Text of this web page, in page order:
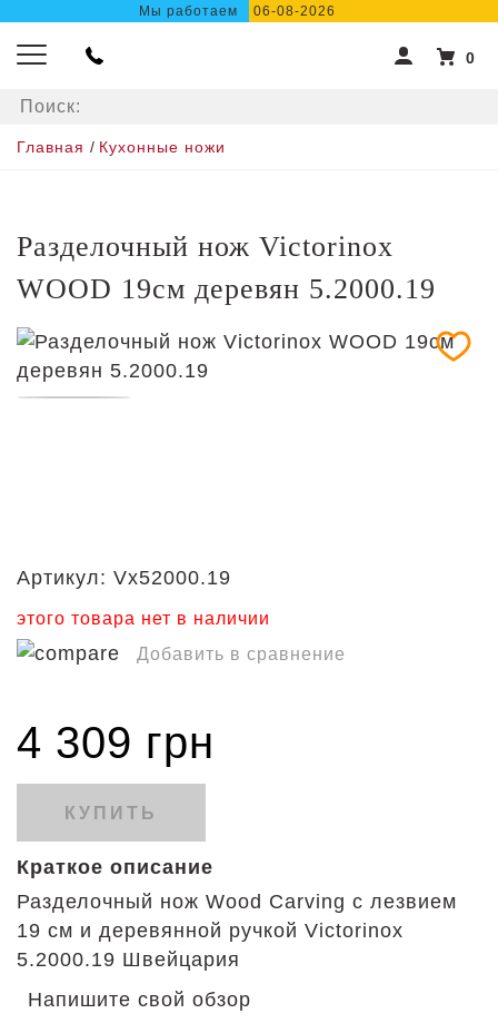
Мы работаем 06-08-2026
0
Главная / Кухонные ножи
Разделочный нож Victorinox
WOOD 19см деревян 5.2000.19
Артикул: Vx52000.19
этого товара нет в наличии
Добавить в сравнение
4 309 грн
КУПИТЬ
Краткое описание
Разделочный нож Wood Carving с лезвием
19 см и деревянной ручкой Victorinox
5.2000.19 Швейцария
Напишите свой обзор